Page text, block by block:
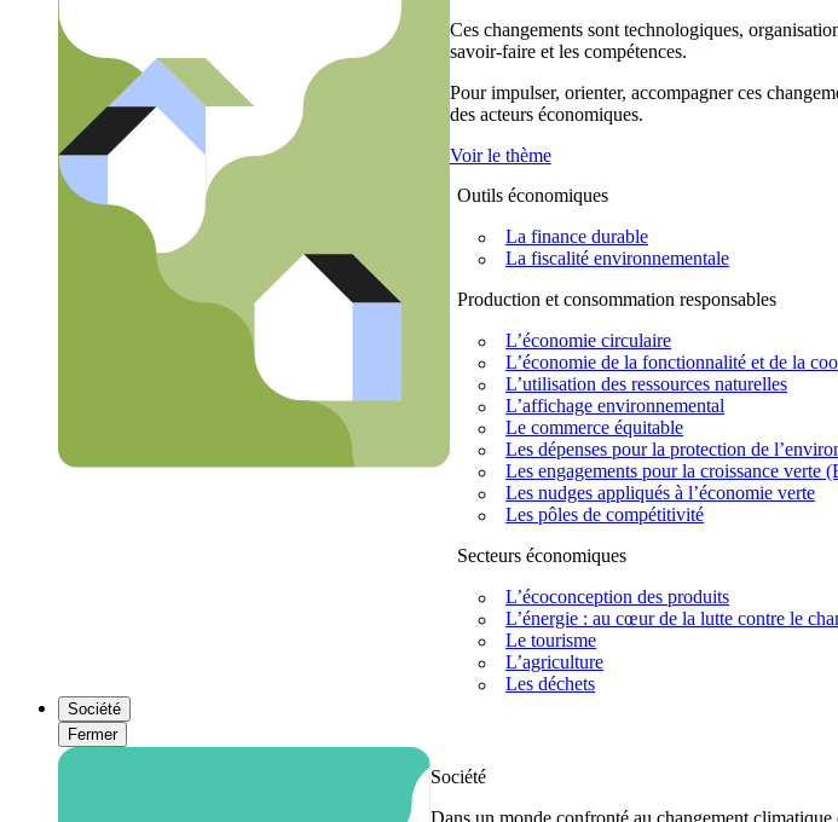
Ces changements sont technologiques,
savoir-faire et les compétences.
Pour impulser, orienter, accompagner ces
des acteurs économiques.
Voir le thème
Outils économiques
La finance durable
La fiscalité environnementale
Production et consommation responsables
L’économie circulaire
L’économie de la fonctionnalité et de la
L’utilisation des ressources naturelles
L’affichage environnemental
Le commerce équitable
Les dépenses pour la protection de
Les engagements pour la croissance verte
Les nudges appliqués à l’économie verte
Les pôles de compétitivité
Secteurs économiques
L’écoconception des produits
L’énergie : au cœur de la lutte contre le
Le tourisme
L’agriculture
Les déchets
Société
Fermer
Société
Dans un monde confronté au changement